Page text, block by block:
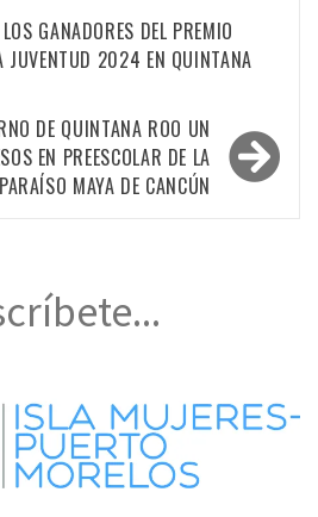
GANADORES DEL PREMIO
JUVENTUD 2024 EN QUINTANA
DE QUINTANA ROO UN
EN PREESCOLAR DE LA
MAYA DE CANCÚN